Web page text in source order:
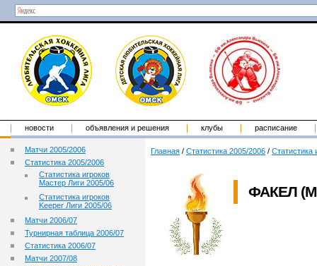
новости объявления и решения клубы расписание
Матчи 2005/2006
Статистика 2005/2006
Статистика игроков
Мастер Лиги 2005/06
Статистика игроков
Keeper Лиги 2005/06
Матчи 2006/07
Турнирная таблица 2006/07
Статистика 2006/07
Матчи 2007/08
Главная / Статистика 2005/2006 / Статистика
ФАКЕЛ